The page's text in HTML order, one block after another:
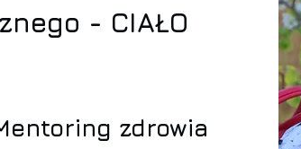
- CIAŁO
zdrowia